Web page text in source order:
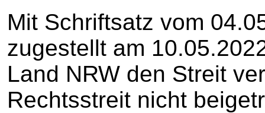
Mit Schriftsatz vom
zugestellt am
Land NRW den Streit
Rechtsstreit nicht